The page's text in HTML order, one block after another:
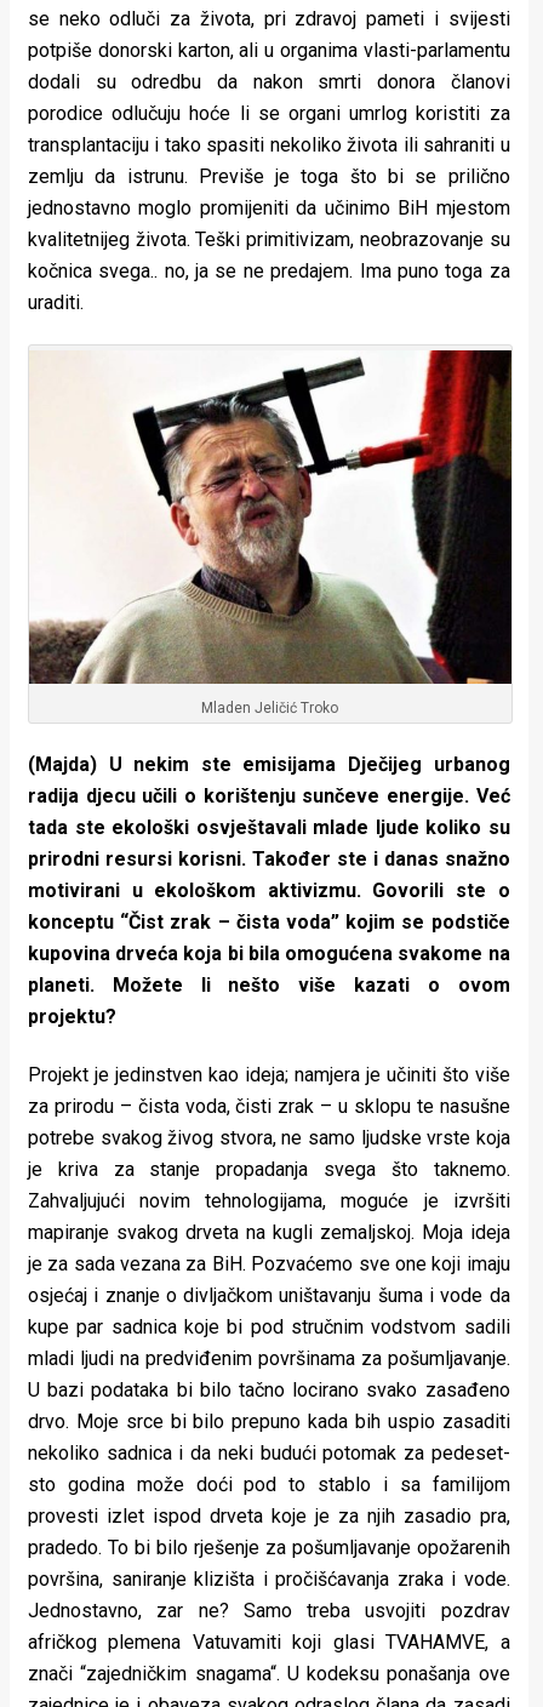
se neko odluči za života, pri zdravoj pameti i svijesti
potpiše donorski karton, ali u organima vlasti-parlamentu
dodali su odredbu da nakon smrti donora članovi
porodice odlučuju hoće li se organi umrlog koristiti za
transplantaciju i tako spasiti nekoliko života ili sahraniti u
zemlju da istrunu. Previše je toga što bi se prilično
jednostavno moglo promijeniti da učinimo BiH mjestom
kvalitetnijeg života. Teški primitivizam, neobrazovanje su
kočnica svega.. no, ja se ne predajem. Ima puno toga za
uraditi.
Mladen Jeličić Troko
(Majda) U nekim ste emisijama Dječijeg urbanog
radija djecu učili o korištenju sunčeve energije. Već
tada ste ekološki osvještavali mlade ljude koliko su
prirodni resursi korisni. Također ste i danas snažno
motivirani u ekološkom aktivizmu. Govorili ste o
konceptu “Čist zrak – čista voda” kojim se podstiče
kupovina drveća koja bi bila omogućena svakome na
planeti. Možete li nešto više kazati o ovom
projektu?
Projekt je jedinstven kao ideja; namjera je učiniti što više
za prirodu – čista voda, čisti zrak – u sklopu te nasušne
potrebe svakog živog stvora, ne samo ljudske vrste koja
je kriva za stanje propadanja svega što taknemo.
Zahvaljujući novim tehnologijama, moguće je izvršiti
mapiranje svakog drveta na kugli zemaljskoj. Moja ideja
je za sada vezana za BiH. Pozvaćemo sve one koji imaju
osjećaj i znanje o divljačkom uništavanju šuma i vode da
kupe par sadnica koje bi pod stručnim vodstvom sadili
mladi ljudi na predviđenim površinama za pošumljavanje.
U bazi podataka bi bilo tačno locirano svako zasađeno
drvo. Moje srce bi bilo prepuno kada bih uspio zasaditi
nekoliko sadnica i da neki budući potomak za pedeset-
sto godina može doći pod to stablo i sa familijom
provesti izlet ispod drveta koje je za njih zasadio pra,
pradedo. To bi bilo rješenje za pošumljavanje opožarenih
površina, saniranje klizišta i pročišćavanja zraka i vode.
Jednostavno, zar ne? Samo treba usvojiti pozdrav
afričkog plemena Vatuvamiti koji glasi TVAHAMVE, a
znači “zajedničkim snagama“. U kodeksu ponašanja ove